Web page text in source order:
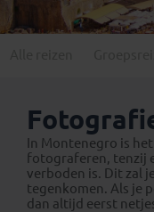
In Montenegro is
fotograferen, tenzij
verboden is. Dit zal
tegenkomen. Als je
dan altijd eerst